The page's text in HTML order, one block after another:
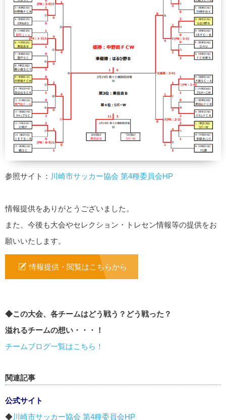
参照サイト： 川崎市サッカー協会 第4種委員会HP
情報提供をありがとうございました。
また、今後も大会やセレクション・トレセン情報等の提供をお
願いいたします。
情報提供・閲覧はこちらから
◆この大会、各チームはどう戦う？どう戦った？
溢れるチームの想い・・・！
チームブログ一覧はこちら！
関連記事
公式サイト
◆川崎市サッカー協会 第4種委員会HP